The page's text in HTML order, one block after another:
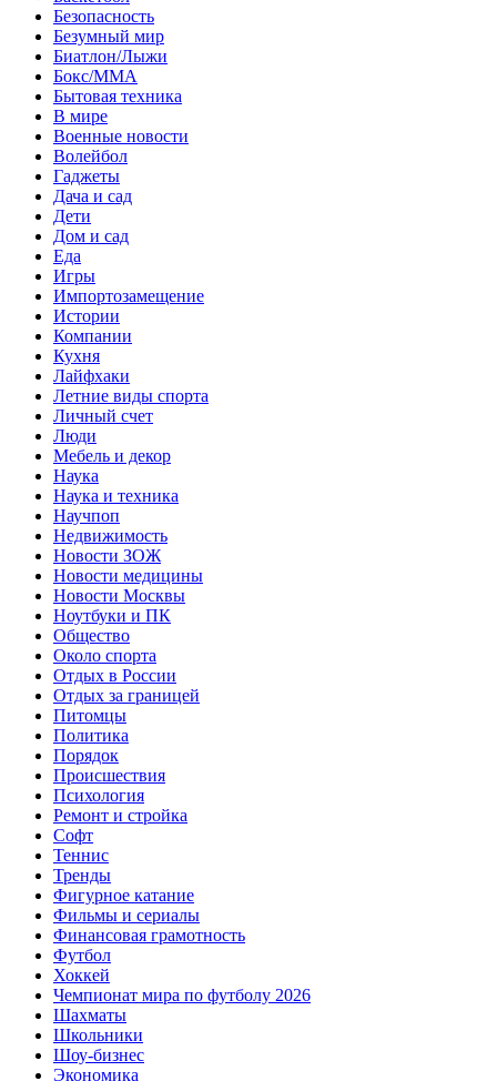
Безопасность
Безумный мир
Биатлон/Лыжи
Бокс/MMA
Бытовая техника
В мире
Военные новости
Волейбол
Гаджеты
Дача и сад
Дети
Дом и сад
Еда
Игры
Импортозамещение
Истории
Компании
Кухня
Лайфхаки
Летние виды спорта
Личный счет
Люди
Мебель и декор
Наука
Наука и техника
Научпоп
Недвижимость
Новости ЗОЖ
Новости медицины
Новости Москвы
Ноутбуки и ПК
Общество
Около спорта
Отдых в России
Отдых за границей
Питомцы
Политика
Порядок
Происшествия
Психология
Ремонт и стройка
Софт
Теннис
Тренды
Фигурное катание
Фильмы и сериалы
Финансовая грамотность
Футбол
Хоккей
Чемпионат мира по футболу 2026
Шахматы
Школьники
Шоу-бизнес
Экономика